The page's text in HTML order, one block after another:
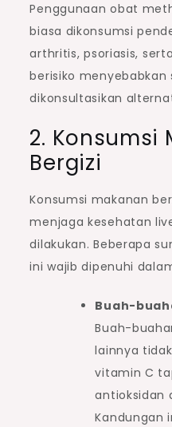
Penggunaan obat
biasa dikonsumsi
arthritis, psoriasis,
berisiko menyebabkan
dikonsultasikan
2. Konsumsi
Bergizi
Konsumsi makanan
menjaga kesehatan
dilakukan. Beberapa
ini wajib dipenuhi
Buah-
Buah-
lainnya
vitamin C
antioksidan
Kandungan